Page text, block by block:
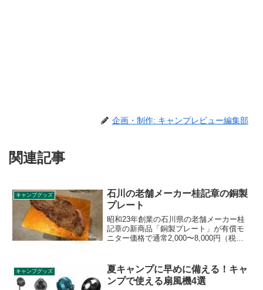
企画・制作: キャンプレビュー編集部
関連記事
キャンプグッズ
石川の老舗メーカー桂記章の銅製
プレート
昭和23年創業の石川県の老舗メーカー桂
記章の新商品「銅製プレート」が有償モ
ニター価格で通常2,000〜8,000円（税
感含めて詳細をレビューします。
キャンプグッズ
夏キャンプに早めに備える！キャ
ンプで使える扇風機4選